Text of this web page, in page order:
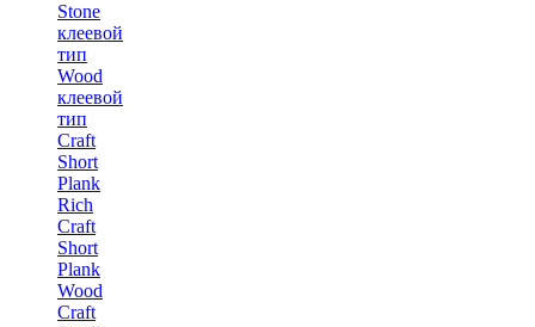
Stone
клеевой
тип
Wood
клеевой
тип
Craft
Short
Plank
Rich
Craft
Short
Plank
Wood
Craft